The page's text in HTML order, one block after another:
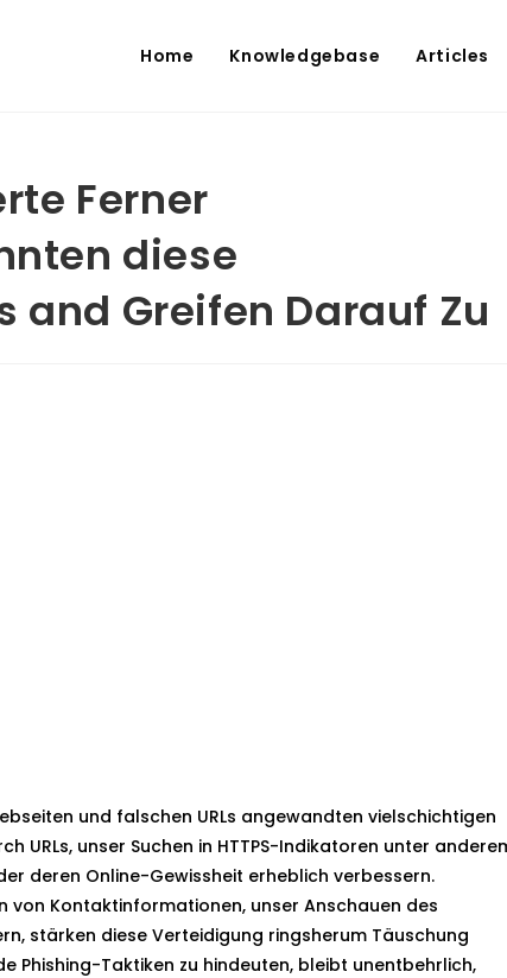
Home Knowledgebase Articles
Ferner
diese
Greifen Darauf Zu
und falschen URLs angewandten vielschichtigen
URLs, unser Suchen in HTTPS-Indikatoren unter
deren Online-Gewissheit erheblich verbessern.
von Kontaktinformationen, unser Anschauen des
stärken diese Verteidigung ringsherum Täuschung
Phishing-Taktiken zu hindeuten, bleibt unentbehrlich,